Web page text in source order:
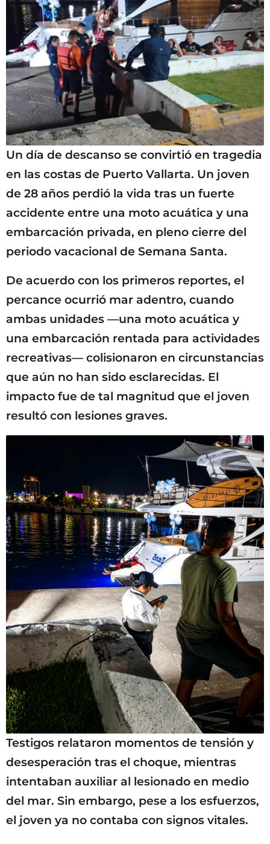
Un día de descanso se convirtió en tragedia
en las costas de Puerto Vallarta. Un joven
de 28 años perdió la vida tras un fuerte
accidente entre una moto acuática y una
embarcación privada, en pleno cierre del
periodo vacacional de Semana Santa.
De acuerdo con los primeros reportes, el
percance ocurrió mar adentro, cuando
ambas unidades —una moto acuática y
una embarcación rentada para actividades
recreativas— colisionaron en circunstancias
que aún no han sido esclarecidas. El
impacto fue de tal magnitud que el joven
resultó con lesiones graves.
Testigos relataron momentos de tensión y
desesperación tras el choque, mientras
intentaban auxiliar al lesionado en medio
del mar. Sin embargo, pese a los esfuerzos,
el joven ya no contaba con signos vitales.